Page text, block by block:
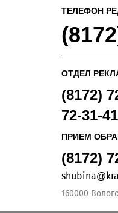
ТЕЛЕФОН
ОТДЕЛ
(8172)
72-31-41
ПРИЕМ
(8172)
160000